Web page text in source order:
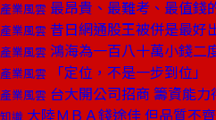
產業風雲 最昂貴、最難考、最值錢
產業風雲 昔日網通股王被併是最好
產業風雲 鴻海為一百八十萬小錢二
產業風雲 「定位，不是一步到位」
產業風雲 台大開公司招商 籌資能力
知識 大陸ＭＢＡ錢途佳 但品質不齊